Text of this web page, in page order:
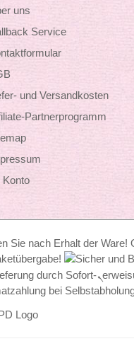
uns
Service
und Versandkosten
Partnerprogramm
Konto